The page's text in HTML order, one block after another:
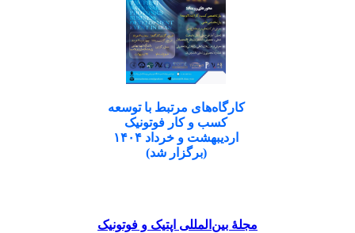
کارگاه‌های مرتبط با توسعه
کسب و کار فوتونیک
اردیبهشت و خرداد ۱۴۰۴
(برگزار شد)
مجلۀ بین‌المللی اپتیک و فوتونیک